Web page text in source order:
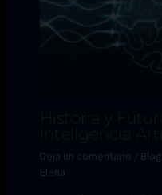
Historia y
Inteligencia
Deja un comentario / Blog
Elena